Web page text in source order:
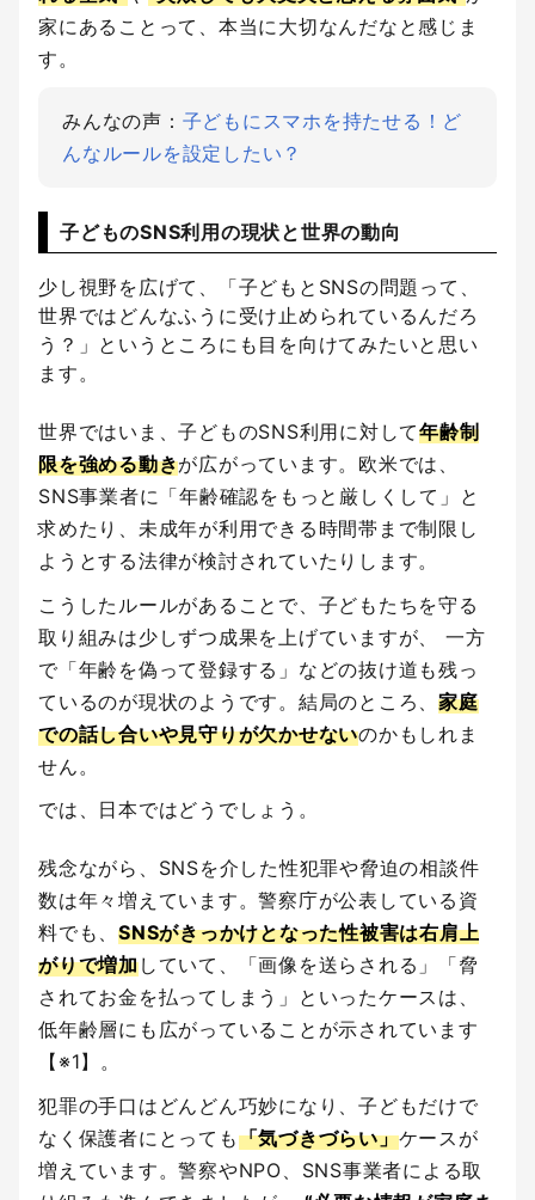
家にあることって、本当に大切なんだなと感じま
す。
みんなの声： 子どもにスマホを持たせる！ど
んなルールを設定したい？
子どものSNS利用の現状と世界の動向
少し視野を広げて、「子どもとSNSの問題って、
世界ではどんなふうに受け止められているんだろ
う？」というところにも目を向けてみたいと思い
ます。
世界ではいま、子どものSNS利用に対して年齢制
限を強める動きが広がっています。欧米では、
SNS事業者に「年齢確認をもっと厳しくして」と
求めたり、未成年が利用できる時間帯まで制限し
ようとする法律が検討されていたりします。
こうしたルールがあることで、子どもたちを守る
取り組みは少しずつ成果を上げていますが、 一方
で「年齢を偽って登録する」などの抜け道も残っ
ているのが現状のようです。結局のところ、 家庭
での話し合いや見守りが欠かせないのかもしれま
せん。
では、日本ではどうでしょう。
残念ながら、SNSを介した性犯罪や脅迫の相談件
数は年々増えています。警察庁が公表している資
料でも、 SNSがきっかけとなった性被害は右肩上
がりで増加していて、「画像を送らされる」「脅
されてお金を払ってしまう」といったケースは、
低年齢層にも広がっていることが示されています
【※1】。
犯罪の手口はどんどん巧妙になり、子どもだけで
なく保護者にとっても「気づきづらい」ケースが
増えています。警察やNPO、SNS事業者による取